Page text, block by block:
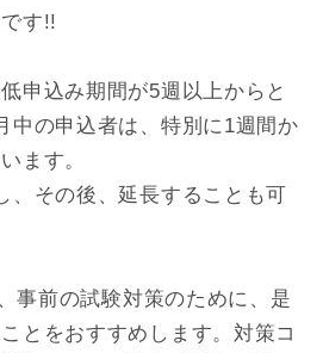
す!!
申込み期間が5週以上からと
中の申込者は、特別に1週間か
ます。
、その後、延長することも可
事前の試験対策のために、是
とをおすすめします。対策コ